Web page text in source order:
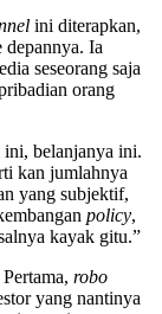
ini diterapkan,
depannya. Ia
seseorang saja
orang
belanjanya ini.
kan jumlahnya
yang subjektif,
policy,
kayak gitu.”
robo
yang nantinya